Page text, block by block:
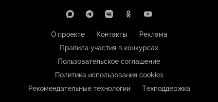
О проекте Контакты
Реклама
Правила участия в конкурсах
Пользовательское соглашение
Политика использования cookies
Рекомендательные технологии
Техподдержка